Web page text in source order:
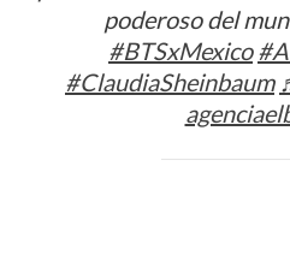
poderoso del
#BTSxMexico
#ClaudiaSheinbaum